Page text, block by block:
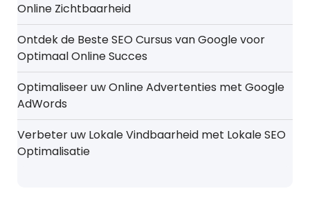
Online Zichtbaarheid
Ontdek de Beste SEO Cursus van Google voor
Optimaal Online Succes
Optimaliseer uw Online Advertenties met Google
AdWords
Verbeter uw Lokale Vindbaarheid met Lokale SEO
Optimalisatie